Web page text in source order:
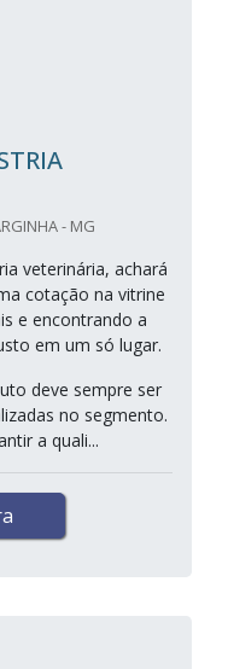
- MG
veterinária, achará
cotação na vitrine
e encontrando a
em um só lugar.
deve sempre ser
no segmento.
a quali...